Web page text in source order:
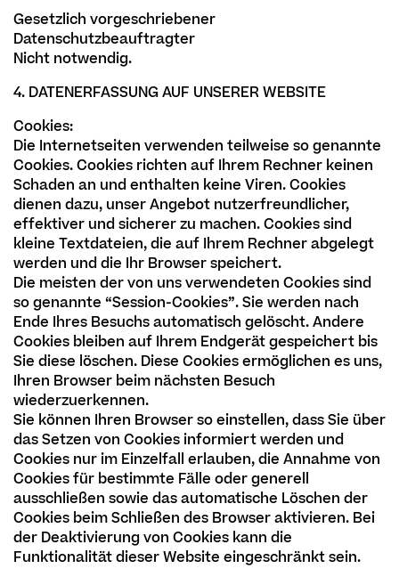
Gesetzlich vorgeschriebener
Datenschutzbeauftragter
Nicht notwendig.
4. DATENERFASSUNG AUF UNSERER WEBSITE
Cookies:
Die Internetseiten verwenden teilweise so genannte
Cookies. Cookies richten auf Ihrem Rechner keinen
Schaden an und enthalten keine Viren. Cookies
dienen dazu, unser Angebot nutzerfreundlicher,
effektiver und sicherer zu machen. Cookies sind
kleine Textdateien, die auf Ihrem Rechner abgelegt
werden und die Ihr Browser speichert.
Die meisten der von uns verwendeten Cookies sind
so genannte “Session-Cookies”. Sie werden nach
Ende Ihres Besuchs automatisch gelöscht. Andere
Cookies bleiben auf Ihrem Endgerät gespeichert bis
Sie diese löschen. Diese Cookies ermöglichen es uns,
Ihren Browser beim nächsten Besuch
wiederzuerkennen.
Sie können Ihren Browser so einstellen, dass Sie über
das Setzen von Cookies informiert werden und
Cookies nur im Einzelfall erlauben, die Annahme von
Cookies für bestimmte Fälle oder generell
ausschließen sowie das automatische Löschen der
Cookies beim Schließen des Browser aktivieren. Bei
der Deaktivierung von Cookies kann die
Funktionalität dieser Website eingeschränkt sein.